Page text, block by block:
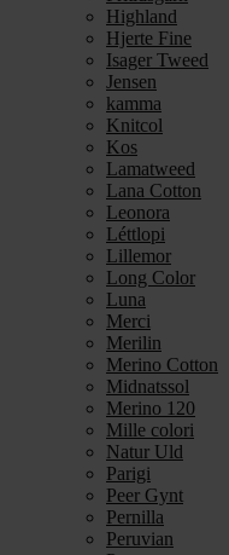
Highland
Hjerte Fine
Isager Tweed
Jensen
kamma
Knitcol
Kos
Lamatweed
Lana Cotton
Leonora
Léttlopi
Lillemor
Long Color
Luna
Merci
Merilin
Merino Cotton
Midnatssol
Merino 120
Mille colori
Natur Uld
Parigi
Peer Gynt
Pernilla
Peruvian